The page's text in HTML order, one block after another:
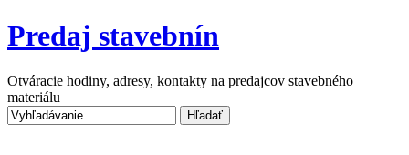
Predaj stavebnín
Otváracie hodiny, adresy, kontakty na predajcov stavebného
materiálu